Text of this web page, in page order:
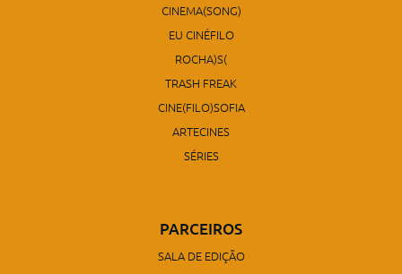
CINEMA(SONG)
EU CINÉFILO
ROCHA)S(
TRASH FREAK
CINE(FILO)SOFIA
ARTECINES
SÉRIES
PARCEIROS
SALA DE EDIÇÃO